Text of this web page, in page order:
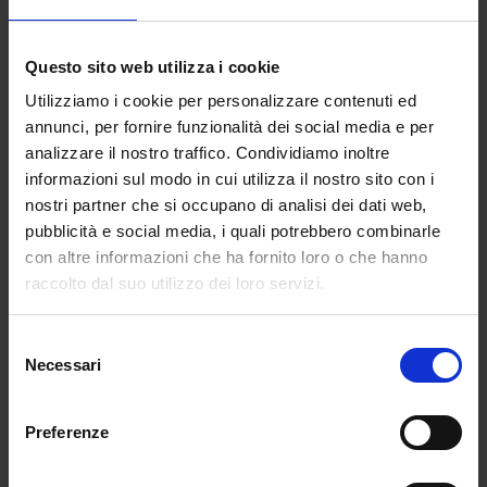
Questo sito web utilizza i cookie
Utilizziamo i cookie per personalizzare contenuti ed
annunci, per fornire funzionalità dei social media e per
analizzare il nostro traffico. Condividiamo inoltre
informazioni sul modo in cui utilizza il nostro sito con i
nostri partner che si occupano di analisi dei dati web,
pubblicità e social media, i quali potrebbero combinarle
con altre informazioni che ha fornito loro o che hanno
raccolto dal suo utilizzo dei loro servizi.
delNecessari
Preferenze
Il cormorano nero
trevigiane. […]
Acquista